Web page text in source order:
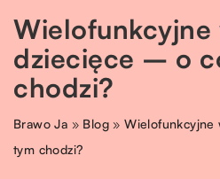
Wielofunkcyjne
dziecięce – o
chodzi?
Brawo Ja » Blog »
tym chodzi?